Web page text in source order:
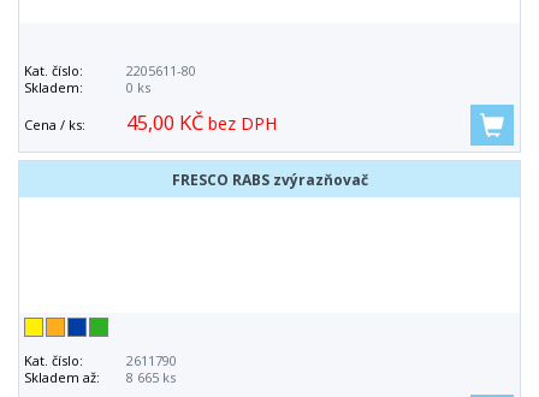
Kat. číslo:
2205611-80
Skladem:
0 ks
Cena / ks: 45,00 KČ bez DPH
FRESCO RABS zvýrazňovač
Kat. číslo:
2611790
Skladem až:
8 665 ks